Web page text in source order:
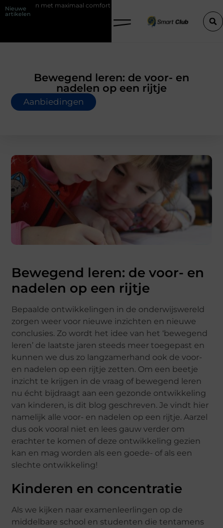
Nieuwe
artikelen
comfort Fysio Bleiswijk: professionele ondersteuning voor
Bewegend leren: de voor- en
nadelen op een rijtje
Aanbiedingen
Bewegend leren: de voor- en
nadelen op een rijtje
Bepaalde ontwikkelingen in de onderwijswereld
zorgen weer voor nieuwe inzichten en nieuwe
conclusies. Zo wordt het idee van het ‘bewegend
leren’ de laatste jaren steeds meer toegepast en
kunnen we dus zo langzamerhand ook de voor-
en nadelen op een rijtje zetten. Om een beetje
inzicht te krijgen in de vraag of bewegend leren
nu écht bijdraagt aan een gezonde ontwikkeling
van kinderen, is dit blog geschreven. Je vindt hier
namelijk alle voor- en nadelen op een rijtje. Aarzel
dus ook vooral niet en lees gauw verder om
erachter te komen of deze ontwikkeling gezien
kan en mag worden als een goede- of als een
slechte ontwikkeling!
Kinderen en concentratie
Als we kijken naar examenleerlingen op de
middelbare school en studenten die tentamens